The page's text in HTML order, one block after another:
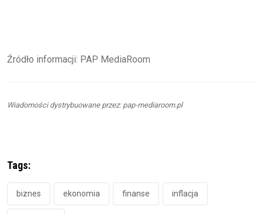
Źródło informacji: PAP MediaRoom
Wiadomości dystrybuowane przez: pap-mediaroom.pl
Tags:
biznes ekonomia finanse inflacja